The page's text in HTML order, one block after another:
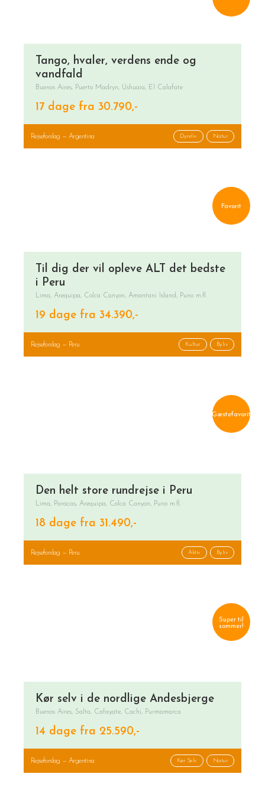
Tango, hvaler, verdens ende og
vandfald
Buenos Aires, Puerto Madryn, Ushuaia, El Calafate
17 dage fra 30.790,-
Rejseforslag — Argentina Dyreliv Natur
Favorit
Til dig der vil opleve ALT det bedste
i Peru
Lima, Arequipa, Colca Canyon, Amantani Island, Puno m.fl.
19 dage fra 34.390,-
Rejseforslag — Peru Kultur Byliv
Gæstefavorit
Den helt store rundrejse i Peru
Lima, Paracas, Arequipa, Colca Canyon, Puno m.fl.
18 dage fra 31.490,-
Rejseforslag — Peru Aktiv Byliv
Super til
sommer!
Kør selv i de nordlige Andesbjerge
Buenos Aires, Salta, Cafayate, Cachi, Purmamarca
14 dage fra 25.590,-
Rejseforslag — Argentina Kør Selv Natur